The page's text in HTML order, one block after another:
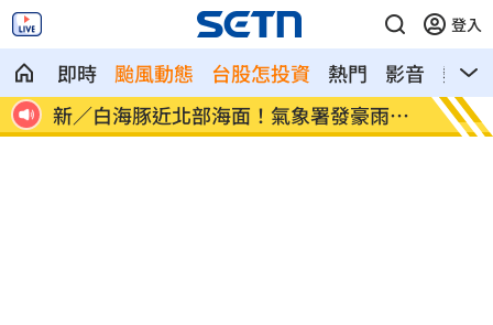
登入
即時 颱風動態 台股怎投資 熱門 影音
熱搜
特
南電Q2財報公布後 目標價調升 俄軍